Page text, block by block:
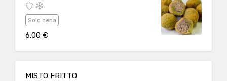
Solo cena
6.00 €
MISTO FRITTO